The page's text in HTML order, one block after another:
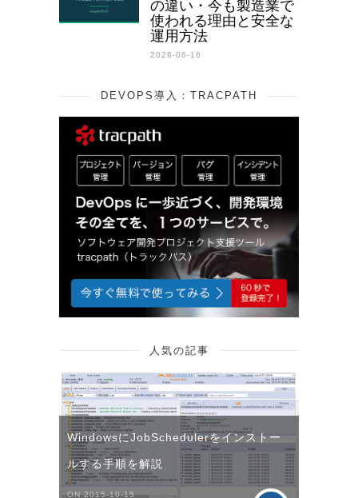
の違い・今も製造業で
使われる理由と安全な
運用方法
2026-06-16
DEVOPS導入：TRACPATH
人気の記事
WindowsにJobSchedulerをインストー
ルする手順を解説
ON 2015-10-15